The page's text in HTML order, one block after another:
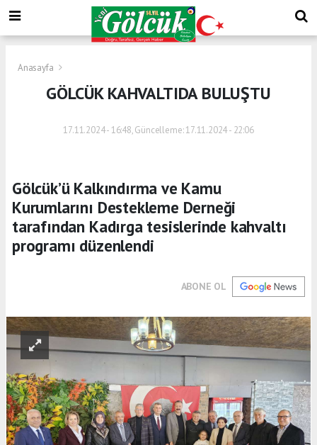
Anasayfa
GÖLCÜK KAHVALTIDA BULUŞTU
17.11.2024 - 16:48, Güncelleme: 17.11.2024 - 22:06
Gölcük’ü Kalkındırma ve Kamu
Kurumlarını Destekleme Derneği
tarafından Kadırga tesislerinde kahvaltı
programı düzenlendi
ABONE OL